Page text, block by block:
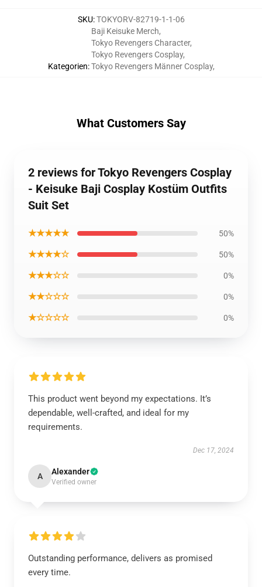
SKU:TOKYORV-82719-1-1-06
Kategorien:
Baji Keisuke Merch,
Tokyo Revengers Character,
Tokyo Revengers Cosplay,
Tokyo Revengers Männer Cosplay,
What Customers Say
2 reviews for Tokyo Revengers Cosplay
- Keisuke Baji Cosplay Kostüm Outfits
Suit Set
★★★★★ 50%
★★★★☆ 50%
★★★☆☆ 0%
★★☆☆☆ 0%
★☆☆☆☆ 0%
This product went beyond my expectations. It’s
dependable, well-crafted, and ideal for my
requirements.
Dec 17, 2024
A Alexander
Verified owner
Outstanding performance, delivers as promised
every time.